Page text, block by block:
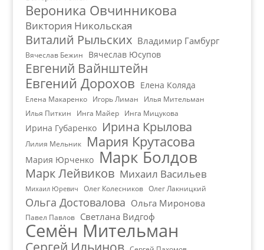
Вероника Овчинникова
Виктория Никольская
Виталий Рыльских Владимир Гамбург
Вячеслав Бежин Вячеслав Юсупов
Евгений Вайнштейн
Евгений Дорохов Елена Коляда
Елена Макаренко Игорь Лиман
Илья Мительман
Илья Питкин
Инга Майер Инга Мицукова
Ирина Губаренко Ирина Крылова
Лилия Мельник Мария Крутасова
Мария Юрченко Марк Болдов
Марк Лейвиков Михаил Васильев
Михаил Юревич Олег Колесников Олег Лакницкий
Ольга Достовалова Ольга Миронова
Павел Павлов Светлана Видгоф
Семён Мительман